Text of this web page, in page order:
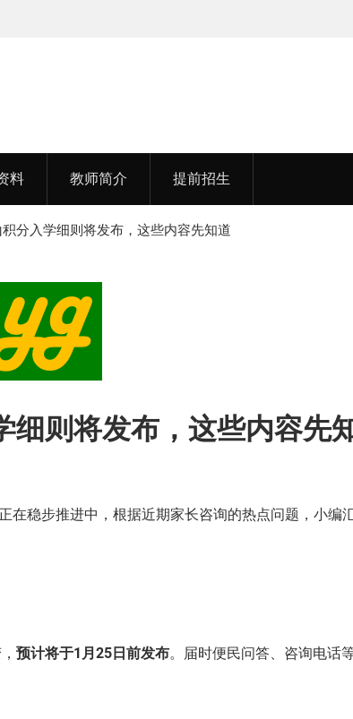
料 教师简介 提前招生
分入学细则将发布，这些内容先知道
细则将发布，这些内容先
在稳步推进中，根据近期家长咨询的热点问题，小编
预计将于1月25日前发布。届时便民问答、咨询电话